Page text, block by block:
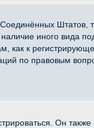
Штатов,
иного вида
как к
по правовым
Он